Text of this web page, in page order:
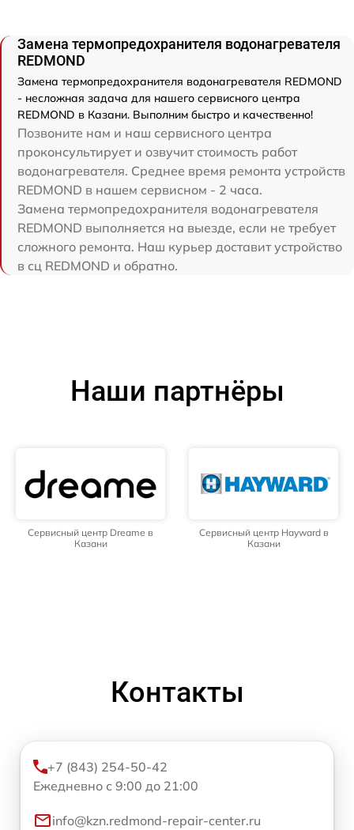
Замена термопредохранителя водонагревателя
REDMOND
Замена термопредохранителя водонагревателя REDMOND
- несложная задача для нашего сервисного центра
REDMOND в Казани. Выполним быстро и качественно!
Позвоните нам и наш сервисного центра
проконсультирует и озвучит стоимость работ
водонагревателя. Среднее время ремонта устройств
REDMOND в нашем сервисном - 2 часа.
Замена термопредохранителя водонагревателя
REDMOND выполняется на выезде, если не требует
сложного ремонта. Наш курьер доставит устройство
в сц REDMOND и обратно.
Наши партнёры
Сервисный центр Dreame в
Казани
Сервисный центр Hayward в
Казани
Контакты
+7 (843) 254-50-42
Ежедневно с 9:00 до 21:00
info@kzn.redmond-repair-center.ru